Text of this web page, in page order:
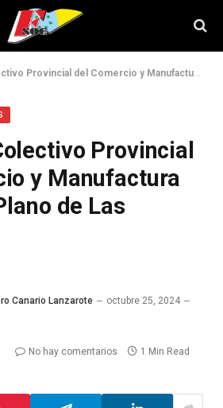
del Comercio y Manufactura del Vidrio Plano de Las Palmas
Provincial
y Manufactura
de Las
Canario Lanzarote octubre 25, 2024
No hay comentarios
1 Min Read